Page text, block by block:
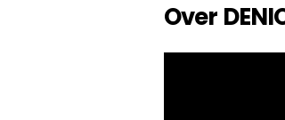
Over